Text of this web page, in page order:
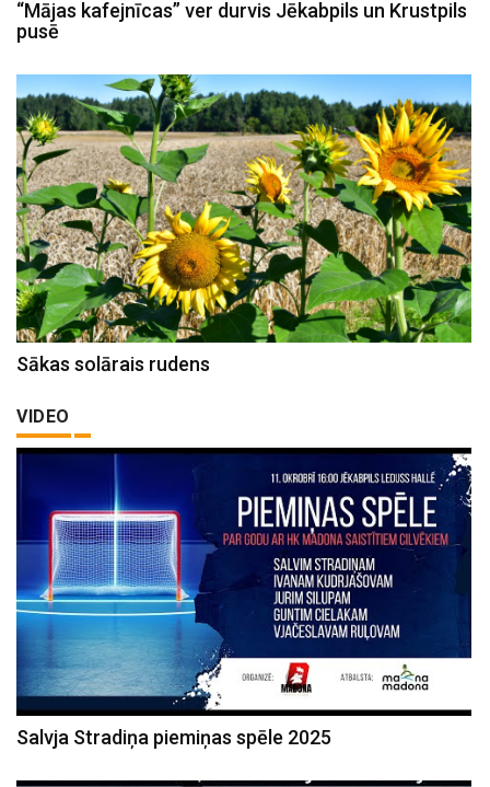
“Mājas kafejnīcas” ver durvis Jēkabpils un Krustpils
pusē
Sākas solārais rudens
VIDEO
Salvja Stradiņa piemiņas spēle 2025